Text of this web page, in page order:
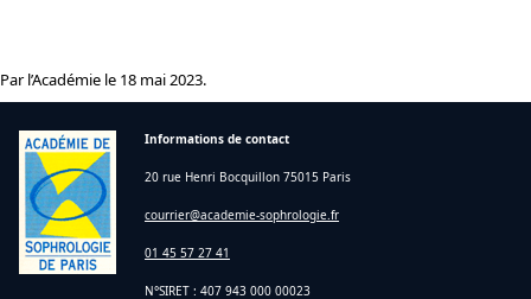
Par l’Académie le 18 mai 2023.
Informations de contact
20 rue Henri Bocquillon 75015 Paris
courrier@academie-sophrologie.fr
01 45 57 27 41
N°SIRET : 407 943 000 00023